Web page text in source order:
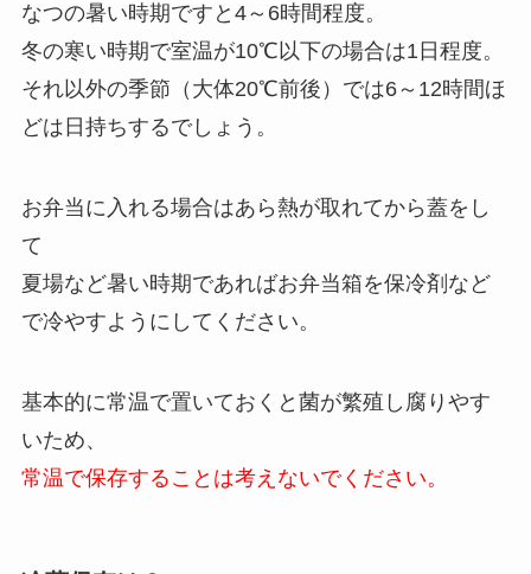
なつの暑い時期ですと4～6時間程度。
冬の寒い時期で室温が10℃以下の場合は1日程度。
それ以外の季節（大体20℃前後）では6～12時間ほ
どは日持ちするでしょう。
お弁当に入れる場合はあら熱が取れてから蓋をし
て
夏場など暑い時期であればお弁当箱を保冷剤など
で冷やすようにしてください。
基本的に常温で置いておくと菌が繁殖し腐りやす
いため、
常温で保存することは考えないでください。